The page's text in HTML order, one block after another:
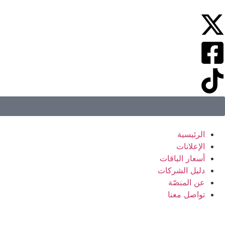
الرئيسية
الإعلانات
أسعار الباقات
دليل الشركات
عن المنصّة
تواصل معنا